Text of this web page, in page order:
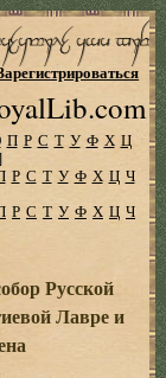
П Р С Т У Ф Х Ц
Р С Т У Ф Х Ц Ч
Р С Т У Ф Х Ц Ч
Русской
Лавре и